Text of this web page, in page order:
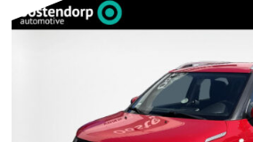
alarm klasse 1(startblokkering)
Anti Blokkeer Systeem
Anti doorSlip Regeling